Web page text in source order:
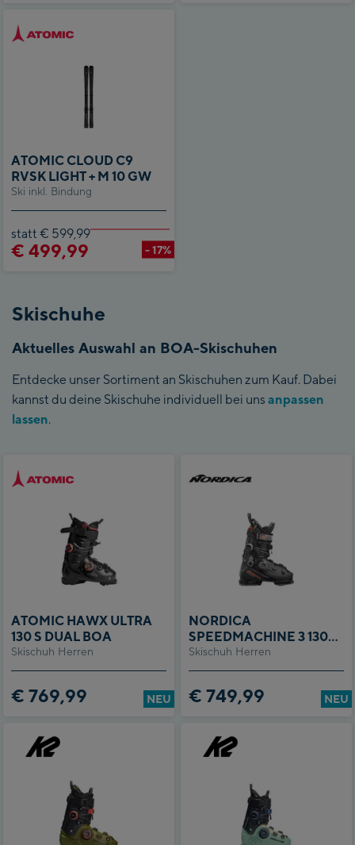
Ski inkl. Bindung
ATOMIC CLOUD C9
RVSK LIGHT + M 10 GW
statt € 599,99
€ 499,99 - 17%
Skischuhe
Aktuelles Auswahl an BOA-Skischuhen
Entdecke unser Sortiment an Skischuhen zum Kauf. Dabei
kannst du deine Skischuhe individuell bei uns anpassen
lassen.
Skischuh Herren
ATOMIC HAWX ULTRA
130 S DUAL BOA
€ 769,99 NEU
Skischuh Herren
NORDICA
SPEEDMACHINE 3 130
BOA DD GW
€ 749,99 NEU